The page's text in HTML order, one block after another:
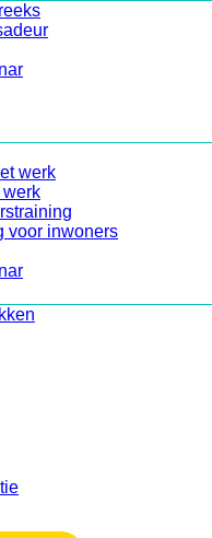
werk
werk
voor inwoners